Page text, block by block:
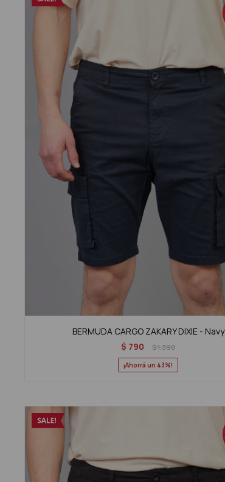
BERMUDA CARGO ZAKARY DIXIE - Navy
$ 790 $1.390
43